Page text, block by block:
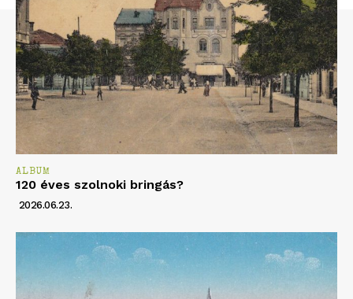
ALBUM
120 éves szolnoki bringás?
2026.06.23.